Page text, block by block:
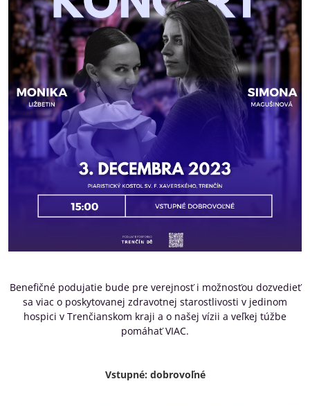
Benefičné podujatie bude pre verejnosť i možnosťou dozvedieť
sa viac o poskytovanej zdravotnej starostlivosti v jedinom
hospici v Trenčianskom kraji a o našej vízii a veľkej túžbe
pomáhať VIAC.
Vstupné: dobrovoľné